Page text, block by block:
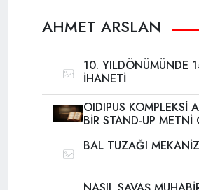
AHMET ARSLAN
10. YILDÖNÜMÜNDE
İHANETİ
OIDIPUS KOMPLEKSİ
BİR STAND-UP METNİ
BAL TUZAĞI